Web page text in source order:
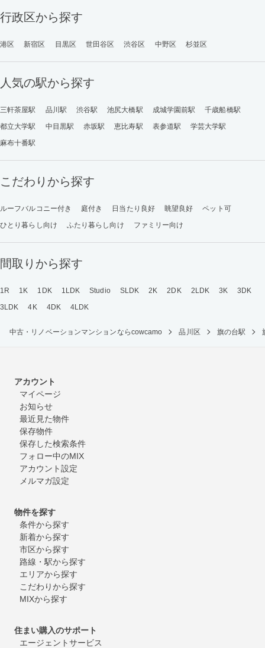
行政区から探す
港区 新宿区 目黒区 世田谷区 渋谷区 中野区 杉並区
人気の駅から探す
三軒茶屋駅 品川駅 渋谷駅 池尻大橋駅 成城学園前駅
千歳船橋駅
都立大学駅
中目黒駅 赤坂駅 恵比寿駅 表参道駅
学芸大学駅
麻布十番駅
こだわりから探す
ルーフバルコニー付き 庭付き 日当たり良好 眺望良好
ペット可
ひとり暮らし向け
ふたり暮らし向け ファミリー向け
間取りから探す
1R 1K 1DK 1LDK Studio SLDK 2K 2DK 2LDK 3K
3DK
3LDK
4K 4DK 4LDK
中古・リノベーションマンションならcowcamo 品川区 旗の台駅
アカウント
マイページ
お知らせ
最近見た物件
保存物件
保存した検索条件
フォロー中のMIX
アカウント設定
メルマガ設定
物件を探す
条件から探す
新着から探す
市区から探す
路線・駅から探す
エリアから探す
こだわりから探す
MIXから探す
住まい購入のサポート
エージェントサービス